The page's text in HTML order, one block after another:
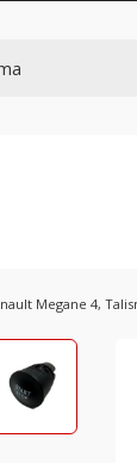
Megane 4,